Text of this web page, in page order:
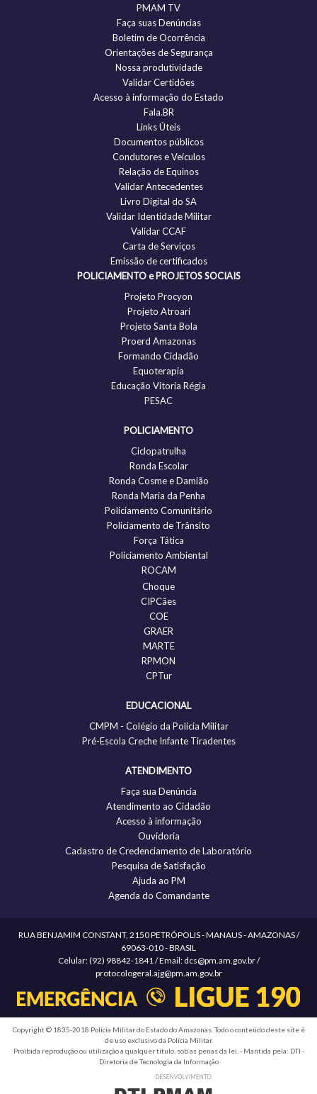
PMAM TV
Faça suas Denúncias
Boletim de Ocorrência
Orientações de Segurança
Nossa produtividade
Validar Certidões
Acesso à informação do Estado
Fala.BR
Links Úteis
Documentos públicos
Condutores e Veículos
Relação de Equinos
Validar Antecedentes
Livro Digital do SA
Validar Identidade Militar
Validar CCAF
Carta de Serviços
Emissão de certificados
POLICIAMENTO e PROJETOS SOCIAIS
Projeto Procyon
Projeto Atroari
Projeto Santa Bola
Proerd Amazonas
Formando Cidadão
Equoterapia
Educação Vitoria Régia
PESAC
POLICIAMENTO
Ciclopatrulha
Ronda Escolar
Ronda Cosme e Damião
Ronda Maria da Penha
Policiamento Comunitário
Policiamento de Trânsito
Força Tática
Policiamento Ambiental
ROCAM
Choque
CIPCães
COE
GRAER
MARTE
RPMON
CPTur
EDUCACIONAL
CMPM - Colégio da Policia Militar
Pré-Escola Creche Infante Tiradentes
ATENDIMENTO
Faça sua Denúncia
Atendimento ao Cidadão
Acesso à informação
Ouvidoria
Cadastro de Credenciamento de Laboratório
Pesquisa de Satisfação
Ajuda ao PM
Agenda do Comandante
RUA BENJAMIM CONSTANT, 2150 PETRÓPOLIS - MANAUS - AMAZONAS /
69063-010 - BRASIL
Celular: (92) 98842-1841 / Email: dcs@pm.am.gov.br /
protocologeral.ajg@pm.am.gov.br
Copyright © 1835-2018 Polícia Militar do Estado do Amazonas. Todo o conteúdo deste site é
de uso exclusivo da Polícia Militar.
Proibida reprodução ou utilização a qualquer título, sob as penas da lei. - Mantida pela: DTI -
Diretoria de Tecnologia da Informação